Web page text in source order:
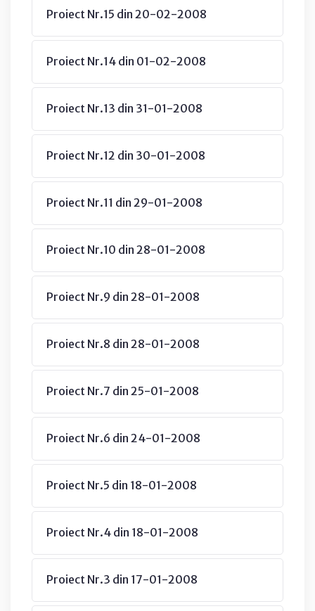
Proiect Nr.15 din 20-02-2008
Proiect Nr.14 din 01-02-2008
Proiect Nr.13 din 31-01-2008
Proiect Nr.12 din 30-01-2008
Proiect Nr.11 din 29-01-2008
Proiect Nr.10 din 28-01-2008
Proiect Nr.9 din 28-01-2008
Proiect Nr.8 din 28-01-2008
Proiect Nr.7 din 25-01-2008
Proiect Nr.6 din 24-01-2008
Proiect Nr.5 din 18-01-2008
Proiect Nr.4 din 18-01-2008
Proiect Nr.3 din 17-01-2008